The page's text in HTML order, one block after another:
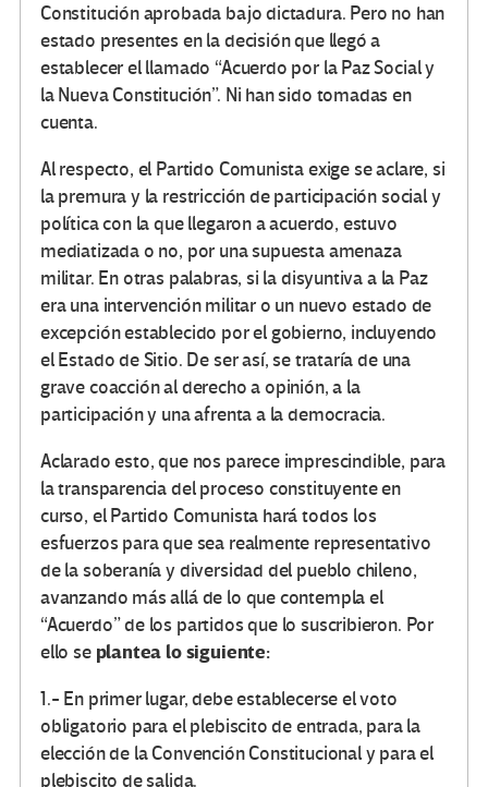
Constitución aprobada bajo dictadura. Pero no han
estado presentes en la decisión que llegó a
establecer el llamado “Acuerdo por la Paz Social y
la Nueva Constitución”. Ni han sido tomadas en
cuenta.
Al respecto, el Partido Comunista exige se aclare, si
la premura y la restricción de participación social y
política con la que llegaron a acuerdo, estuvo
mediatizada o no, por una supuesta amenaza
militar. En otras palabras, si la disyuntiva a la Paz
era una intervención militar o un nuevo estado de
excepción establecido por el gobierno, incluyendo
el Estado de Sitio. De ser así, se trataría de una
grave coacción al derecho a opinión, a la
participación y una afrenta a la democracia.
Aclarado esto, que nos parece imprescindible, para
la transparencia del proceso constituyente en
curso, el Partido Comunista hará todos los
esfuerzos para que sea realmente representativo
de la soberanía y diversidad del pueblo chileno,
avanzando más allá de lo que contempla el
“Acuerdo” de los partidos que lo suscribieron. Por
ello seplantea lo siguiente:
1.- En primer lugar, debe establecerse el voto
obligatorio para el plebiscito de entrada, para la
elección de la Convención Constitucional y para el
plebiscito de salida.